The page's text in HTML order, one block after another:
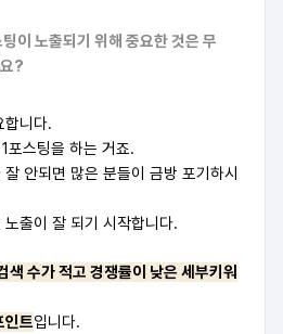
이 노출되기 위해 중요한 것은 무
?
합니다.
포스팅을 하는 거죠.
안되면 많은 분들이 금방 포기하시
출이 잘 되기 시작합니다.
색 수가 적고 경쟁률이 낮은 세부키워
인트입니다.